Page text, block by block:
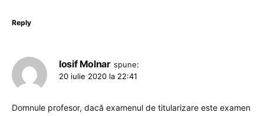
Reply
Iosif Molnar spune:
20 iulie 2020 la 22:41
Domnule profesor, dacă examenul de titularizare este examen